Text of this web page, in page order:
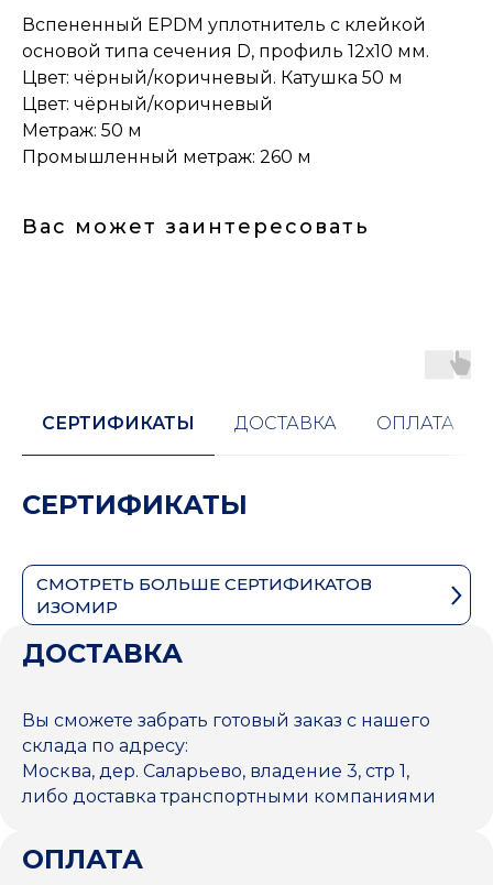
Вспененный EPDM уплотнитель с клейкой
основой типа сечения D, профиль 12х10 мм.
Цвет: чёрный/коричневый. Катушка 50 м
Цвет: чёрный/коричневый
Метраж: 50 м
Промышленный метраж: 260 м
Вас может заинтересовать
СЕРТИФИКАТЫ ДОСТАВКА ОПЛАТА
СЕРТИФИКАТЫ
СМОТРЕТЬ БОЛЬШЕ СЕРТИФИКАТОВ
ИЗОМИР
ДОСТАВКА
Вы сможете забрать готовый заказ с нашего
склада по адресу:
Москва, дер. Саларьево, владение 3, стр 1,
либо доставка транспортными компаниями
ОПЛАТА